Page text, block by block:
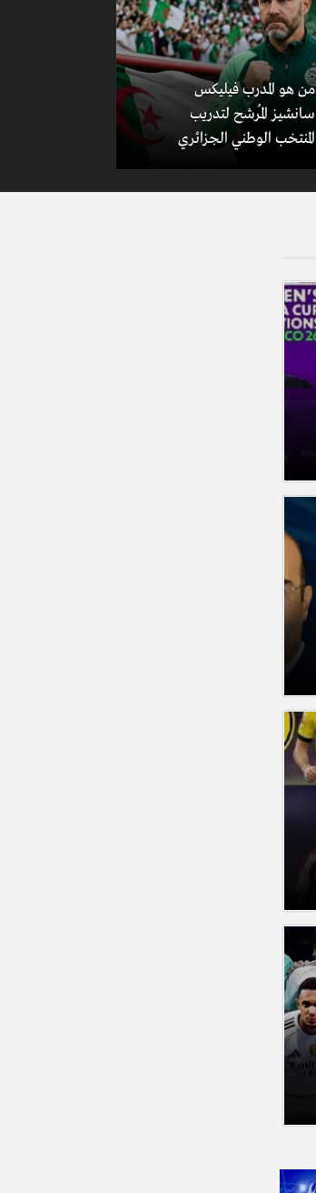
من هو المدرب فيليكس
سانشيز المُرشح لتدريب
المنتخب الوطني الجزائري